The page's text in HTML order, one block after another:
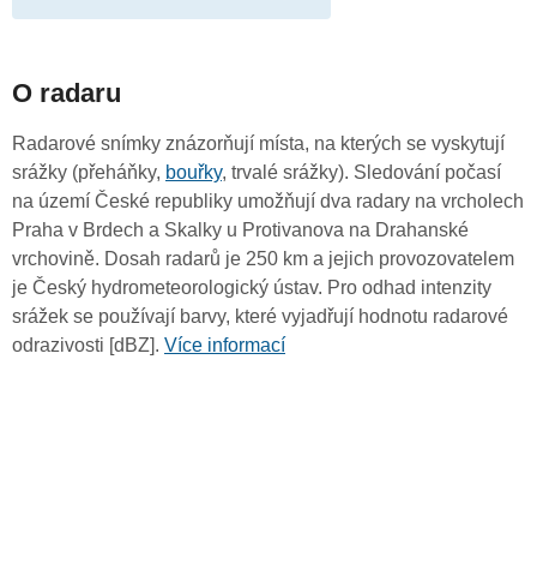
O radaru
Radarové snímky znázorňují místa, na kterých se vyskytují
srážky (přeháňky, bouřky, trvalé srážky). Sledování počasí
na území České republiky umožňují dva radary na vrcholech
Praha v Brdech a Skalky u Protivanova na Drahanské
vrchovině. Dosah radarů je 250 km a jejich provozovatelem
je Český hydrometeorologický ústav. Pro odhad intenzity
srážek se používají barvy, které vyjadřují hodnotu radarové
odrazivosti [dBZ]. Více informací